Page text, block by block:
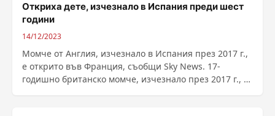
Откриха дете, изчезнало в Испания преди шест
години
14/12/2023
Момче от Англия, изчезнало в Испания през 2017 г.,
е открито във Франция, съобщи Sky News. 17-
годишно британско момче, изчезнало през 2017 г., е